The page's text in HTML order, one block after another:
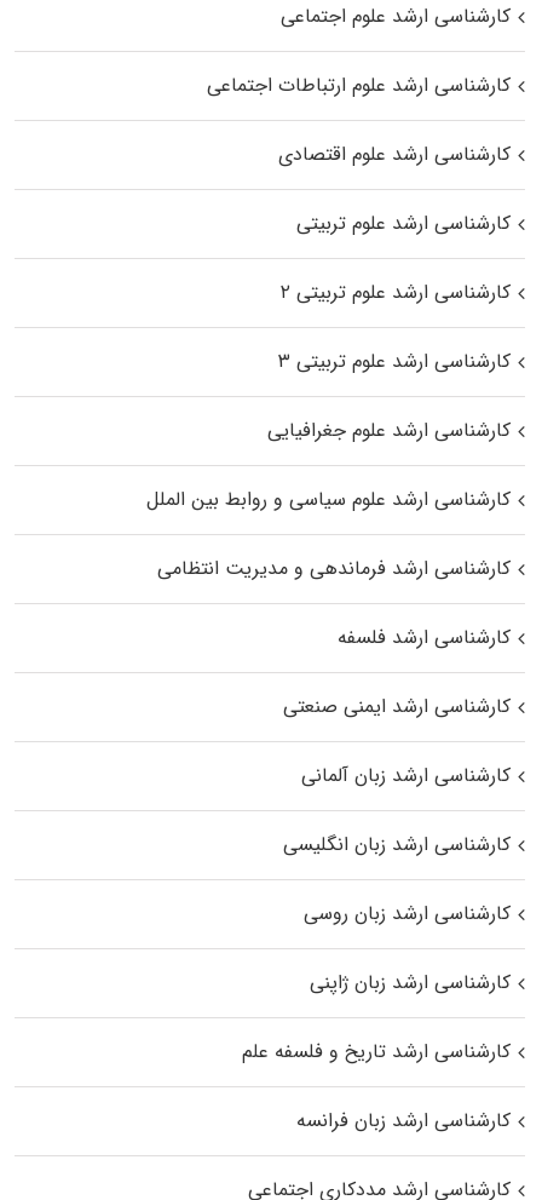
کارشناسی ارشد علوم اجتماعی
کارشناسی ارشد علوم ارتباطات اجتماعی
کارشناسی ارشد علوم اقتصادی
کارشناسی ارشد علوم تربیتی
کارشناسی ارشد علوم تربیتی ۲
کارشناسی ارشد علوم تربیتی ۳
کارشناسی ارشد علوم جغرافیایی
کارشناسی ارشد علوم سیاسی و روابط بین الملل
کارشناسی ارشد فرماندهی و مدیریت انتظامی
کارشناسی ارشد فلسفه
کارشناسی ارشد ایمنی صنعتی
کارشناسی ارشد زبان آلمانی
کارشناسی ارشد زبان انگلیسی
کارشناسی ارشد زبان روسی
کارشناسی ارشد زبان ژاپنی
کارشناسی ارشد تاریخ و فلسفه علم
کارشناسی ارشد زبان فرانسه
کارشناسی ارشد مددکاری اجتماعی